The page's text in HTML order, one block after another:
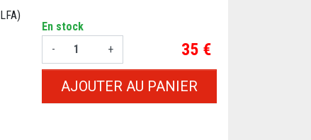
En stock
-
+ Prix
35 €
AJOUTER AU PANIER